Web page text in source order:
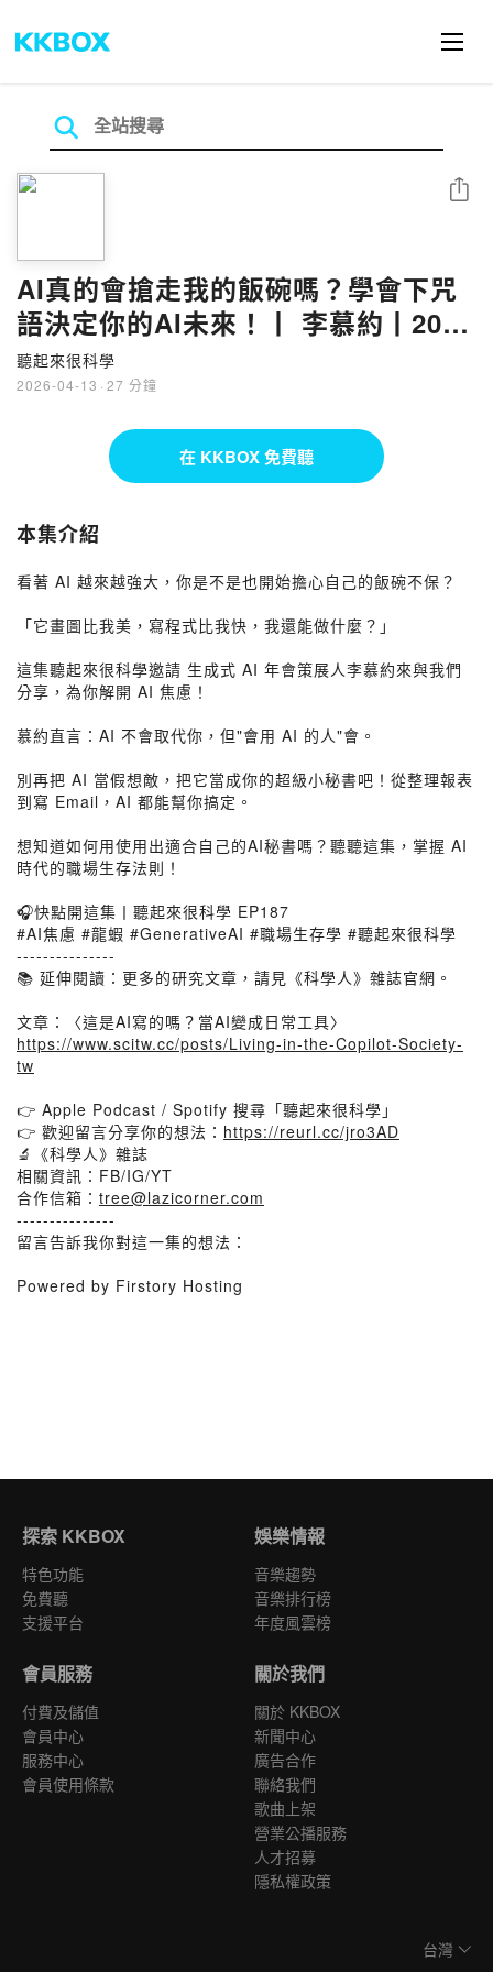
AI真的會搶走我的飯碗嗎？學會下咒
語決定你的AI未來！丨 李慕約丨2026
EP187丨聽起來很科學
聽起來很科學
2026-04-13 · 27 分鐘
分享
在 KKBOX 免費聽
本集介紹
看著 AI 越來越強大，你是不是也開始擔心自己的飯碗不保？
「它畫圖比我美，寫程式比我快，我還能做什麼？」
這集聽起來很科學邀請 生成式 AI 年會策展人李慕約來與我們
分享，為你解開 AI 焦慮！
慕約直言：AI 不會取代你，但"會用 AI 的人"會。
別再把 AI 當假想敵，把它當成你的超級小秘書吧！從整理報表
到寫 Email，AI 都能幫你搞定。
想知道如何用使用出適合自己的AI秘書嗎？聽聽這集，掌握 AI
時代的職場生存法則！
🎧快點開這集丨聽起來很科學 EP187
#AI焦慮 #龍蝦 #GenerativeAI #職場生存學 #聽起來很科學
---------------
📚 延伸閱讀：更多的研究文章，請見《科學人》雜誌官網。
文章：〈這是AI寫的嗎？當AI變成日常工具〉
https://www.scitw.cc/posts/Living-in-the-Copilot-Society-
tw
👉 Apple Podcast / Spotify 搜尋「聽起來很科學」
👉 歡迎留言分享你的想法： https://reurl.cc/jro3AD
🔬《科學人》雜誌
相關資訊：FB/IG/YT
合作信箱： tree@lazicorner.com
---------------
留言告訴我你對這一集的想法：
Powered by Firstory Hosting
探索 KKBOX
特色功能
免費聽
支援平台
娛樂情報
音樂趨勢
音樂排行榜
年度風雲榜
會員服務
付費及儲值
會員中心
服務中心
會員使用條款
關於我們
關於 KKBOX
新聞中心
廣告合作
聯絡我們
歌曲上架
營業公播服務
人才招募
隱私權政策
台灣